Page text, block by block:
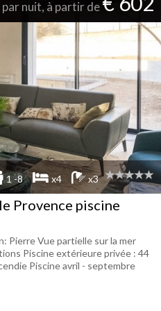
par nuit, à partir de
1 -8 x4 x3
Provence piscine
Pierre Vue partielle sur la mer
Piscine extérieure privée : 44
Piscine avril - septembre